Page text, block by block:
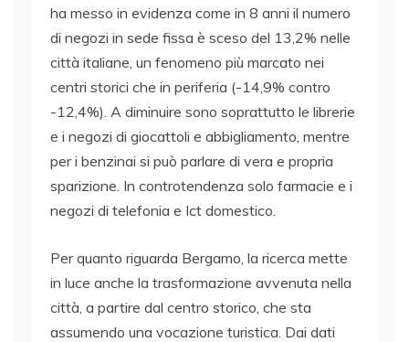
ha messo in evidenza come in 8 anni il numero
di negozi in sede fissa è sceso del 13,2% nelle
città italiane, un fenomeno più marcato nei
centri storici che in periferia (-14,9% contro
-12,4%). A diminuire sono soprattutto le librerie
e i negozi di giocattoli e abbigliamento, mentre
per i benzinai si può parlare di vera e propria
sparizione. In controtendenza solo farmacie e i
negozi di telefonia e Ict domestico.
Per quanto riguarda Bergamo, la ricerca mette
in luce anche la trasformazione avvenuta nella
città, a partire dal centro storico, che sta
assumendo una vocazione turistica. Dai dati